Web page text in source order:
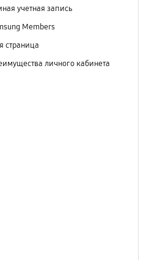
учетная запись
Members
страница
личного кабинета